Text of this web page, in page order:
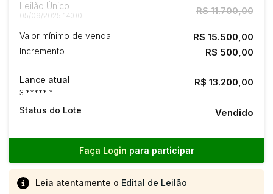
Leilão Único
05/09/2025 14:00 R$ 11.700,00
Valor mínimo de venda R$ 15.500,00
Incremento R$ 500,00
Lance atual
3 ***** *
R$ 13.200,00
Status do Lote Vendido
Faça Login para participar
Leia atentamente o Edital de Leilão